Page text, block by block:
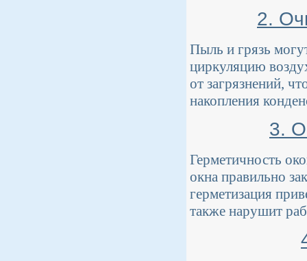
2.
Пыль и грязь
циркуляцию
от загрязнений,
накопления
3.
Герметичность
окна правильно
герметизация
также нарушит